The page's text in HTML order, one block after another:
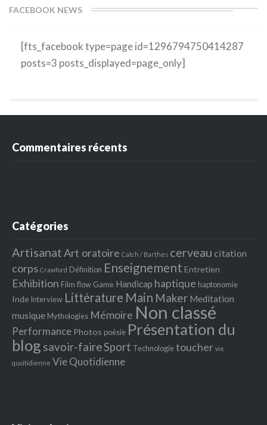
FACEBOOK NEWS
[fts_facebook type=page id=1296794750414287
posts=3 posts_displayed=page_only]
Commentaires récents
Catégories
ArtisanatArt oratoire Catch / Barthes cerveau citation
corps Crawford Définition Enseignement Entretien
Exhibition Film flow Game Handicap haptique haptonomie
Inde Interview Littérature Main Maker Meditation
musique Mythologies Mémoire Non classé
Performance Photos poésie Présentation du
blog savoir-faireSport Technologietoucher vie
quoitidienne Vie Quotidienne